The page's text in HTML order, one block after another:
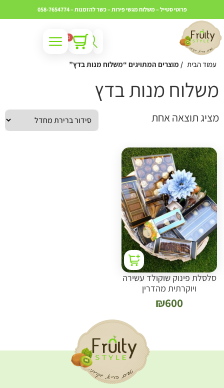
פרוטי סטייל – משלוח מגשי פירות – כשרלהזמנות – 058-7654774
0
עמוד הבית / מוצרים המתויגים “משלוח מנות בדץ”
מנות בדץ
תוצאה אחת
סלסלת פינוק שוקולד עשירה
ויוקרתית מהדרין
₪600